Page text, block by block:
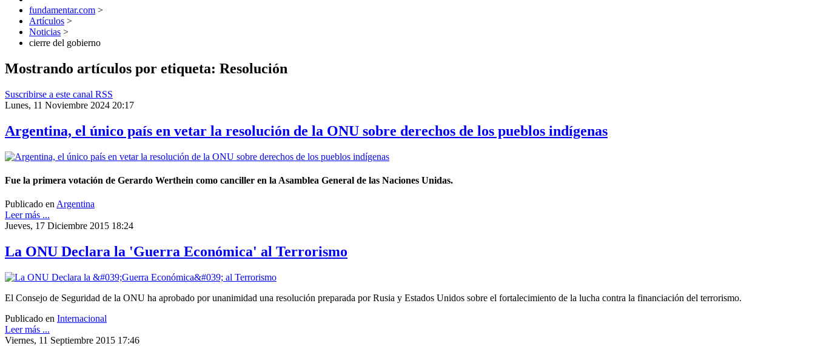
fundamentar.com >
Artículos >
Noticias >
cierre del gobierno
Mostrando artículos por etiqueta: Resolución
Suscribirse a este canal RSS
Lunes, 11 Noviembre 2024 20:17
Argentina, el único país en vetar la resolución de la ONU sobre derechos de los pueblos indígenas
Fue la primera votación de Gerardo Werthein como canciller en la Asamblea General de las Naciones Unidas.
Publicado en Argentina
Leer más ...
Jueves, 17 Diciembre 2015 18:24
La ONU Declara la 'Guerra Económica' al Terrorismo
El Consejo de Seguridad de la ONU ha aprobado por unanimidad una resolución preparada por Rusia y Estados Unidos sobre el fortalecimiento de la lucha contra la financiación del terrorismo.
Publicado en Internacional
Leer más ...
Viernes, 11 Septiembre 2015 17:46